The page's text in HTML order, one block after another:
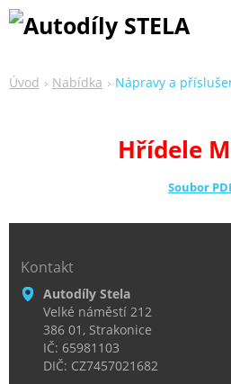
Úvod Nabídka Nápravy a
Hřídele
Soubor
Kontakt
Autodíly Stela
Velké náměstí 212
386 01, Strakonice
IČ: 65981103
DIČ: CZ7457021682